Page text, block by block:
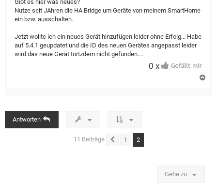
Gibt es hier was neues?
Nutze seit JAhren die HA Bridge um Geräte von meinem SmartHome
ein bzw. ausschalten.
Jetzt wollte ich ein neues Gerät hinzufügen leider ohne Erfolg... Habe
auf 5.4.1 geupdatet und die ID des neuen Gerätes angepasst leider
wird das neue Gerät tortzdem nicht gefunden....
0 x
Antworten
11 Beiträge Vorherige
1 2
Gehe zu